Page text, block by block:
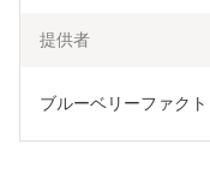
提供者
ブルーベリーファク